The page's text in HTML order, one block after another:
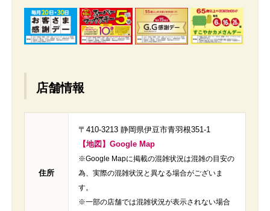
店舗情報
住所
〒410-3213 静岡県伊豆市青羽根351-1
【地図】Google Map
※Google Mapに掲載の混雑状況は混雑の目安の
為、実際の混雑状況と異なる場合がございま
す。
※一部の店舗では混雑状況が表示されない場合